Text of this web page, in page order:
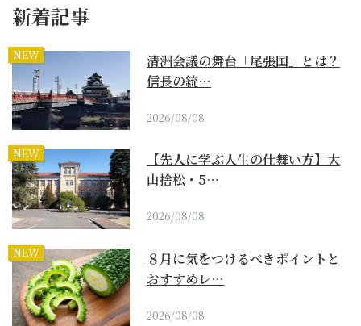
新着記事
NEW
清洲会議の舞台「尾張国」とは？
信長の統…
2026/08/08
NEW
【先人に学ぶ人生の仕舞い方】大
山捨松・5…
2026/08/08
NEW
８月に気をつけるべきポイントと
おすすめレ…
2026/08/08